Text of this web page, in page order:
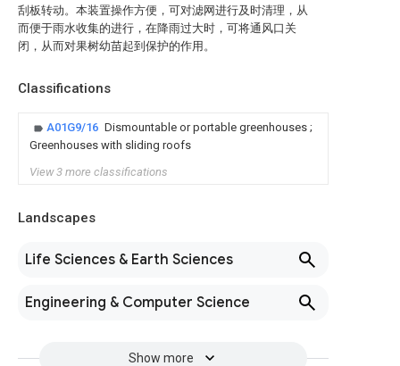
刮板转动。本装置操作方便，可对滤网进行及时清理，从
而便于雨水收集的进行，在降雨过大时，可将通风口关
闭，从而对果树幼苗起到保护的作用。
Classifications
A01G9/16 Dismountable or portable greenhouses ;
Greenhouses with sliding roofs
View 3 more classifications
Landscapes
Life Sciences & Earth Sciences
Engineering & Computer Science
Show more